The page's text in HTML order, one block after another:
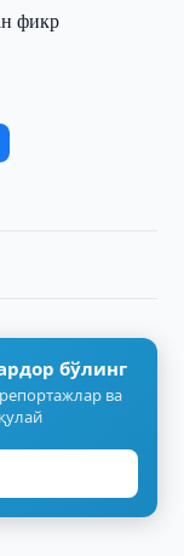
фикр
бўлинг
ва